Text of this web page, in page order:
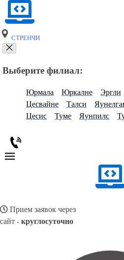
СТРЕНЧИ
Выберите филиал:
Юрмала Юркалне Эргли
Цесвайне
Талси
Цесис
Туме Яунпилс
Прием заявок через
сайт - круглосуточно